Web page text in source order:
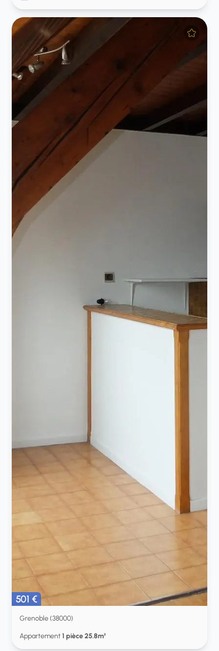
501 €
Grenoble (38000)
Appartement1 pièce 25.8m²